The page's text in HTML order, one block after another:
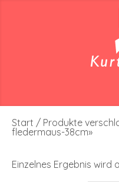
Start / Produkte
fledermaus-38cm»
Einzelnes Ergebnis wird